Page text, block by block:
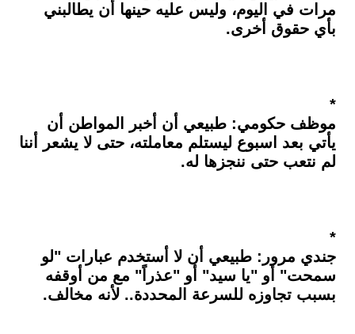
مرات في اليوم، وليس عليه حينها أن يطالبني
بأي حقوق أخرى.
*
موظف حكومي: طبيعي أن أخبر المواطن أن
يأتي بعد اسبوع ليستلم معاملته، حتى لا يشعر أننا
لم نتعب حتى ننجزها له.
*
جندي مرور: طبيعي أن لا أستخدم عبارات "لو
سمحت" أو "يا سيد" أو "عذراً" مع من أوقفه
بسبب تجاوزه للسرعة المحددة.. لأنه مخالف.